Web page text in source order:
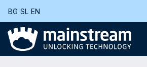
BG SL EN